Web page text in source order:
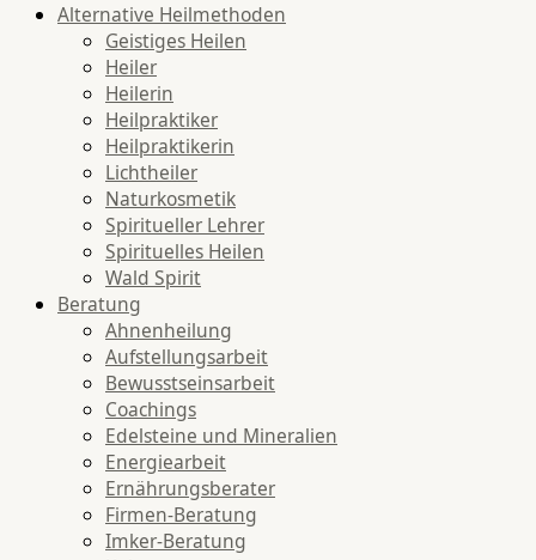
Alternative Heilmethoden
Geistiges Heilen
Heiler
Heilerin
Heilpraktiker
Heilpraktikerin
Lichtheiler
Naturkosmetik
Spiritueller Lehrer
Spirituelles Heilen
Wald Spirit
Beratung
Ahnenheilung
Aufstellungsarbeit
Bewusstseinsarbeit
Coachings
Edelsteine und Mineralien
Energiearbeit
Ernährungsberater
Firmen-Beratung
Imker-Beratung